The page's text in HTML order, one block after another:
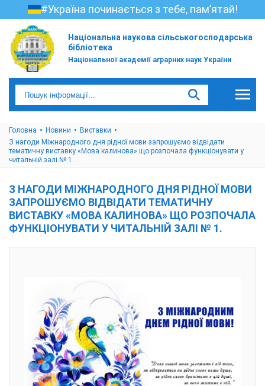
#Україна починається з тебе, пам’ятай!
Національна наукова сільськогосподарська
бібліотека
Національної академії аграрних наук України
Головна Новини
Виставки
З нагоди Міжнародного дня рідної мови запрошуємо відвідати
тематичну виставку «Мова калинова» що розпочала функціонувати у
читальній залі № 1.
З НАГОДИ МІЖНАРОДНОГО ДНЯ РІДНОЇ МОВИ
ЗАПРОШУЄМО ВІДВІДАТИ ТЕМАТИЧНУ
ВИСТАВКУ «МОВА КАЛИНОВА» ЩО РОЗПОЧАЛА
ФУНКЦІОНУВАТИ У ЧИТАЛЬНІЙ ЗАЛІ № 1.